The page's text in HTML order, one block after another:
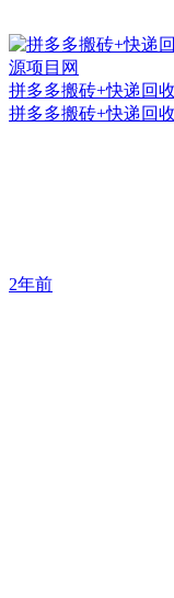
拼多多搬砖+快递回
拼多多搬砖+快递回
2年前